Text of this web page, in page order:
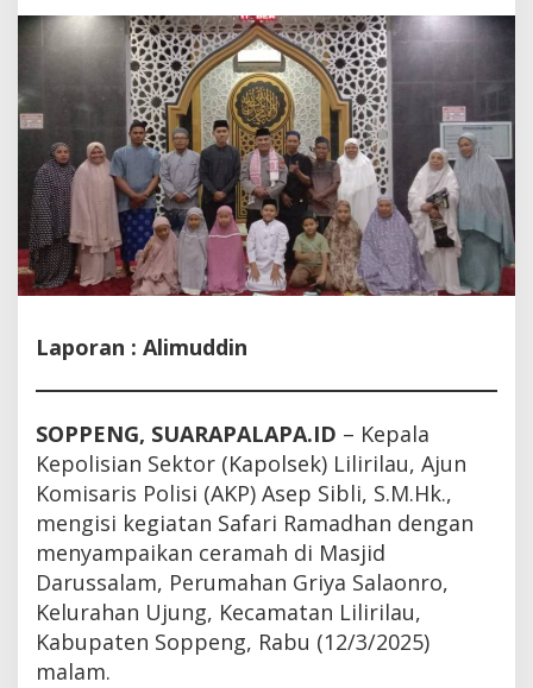
Kamtibmas
Laporan : Alimuddin
SOPPENG, SUARAPALAPA.ID – Kepala
Kepolisian Sektor (Kapolsek) Lilirilau, Ajun
Komisaris Polisi (AKP) Asep Sibli, S.M.Hk.,
mengisi kegiatan Safari Ramadhan dengan
menyampaikan ceramah di Masjid
Darussalam, Perumahan Griya Salaonro,
Kelurahan Ujung, Kecamatan Lilirilau,
Kabupaten Soppeng, Rabu (12/3/2025)
malam.